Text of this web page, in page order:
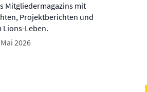
Mitgliedermagazins mit
Projektberichten und
Lions-Leben.
2026